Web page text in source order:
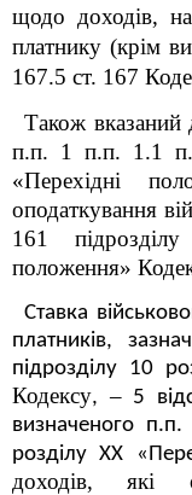
щодо доходів,
платнику (крім
167.5 ст. 167
Також вказаний
п.п. 1 п.п. 1.1
«Перехідні
оподаткування
161
положення»
Ставка
платників,
підрозділу 10
Кодексу,–5
визначеного
розділу XX
доходів, які